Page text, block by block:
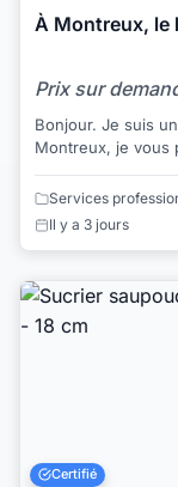
À Montreux, le
Prix sur
Bonjour. Je suis une masseuse certifiée travaillant à
Montreux, je vous
Services
Il y a 3 jours
Certifié